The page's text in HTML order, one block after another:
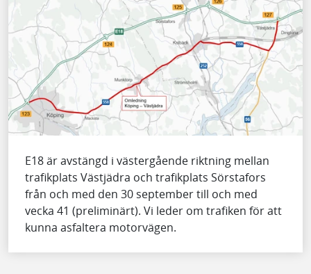
E18 är avstängd i västergående riktning mellan
trafikplats Västjädra och trafikplats Sörstafors
från och med den 30 september till och med
vecka 41 (preliminärt). Vi leder om trafiken för att
kunna asfaltera motorvägen.